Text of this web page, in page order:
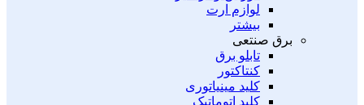
لوازم ارت
بیشتر
برق صنتعی
تابلو برق
کنتاکتور
کلید مینیاتوری
کلید اتوماتیک